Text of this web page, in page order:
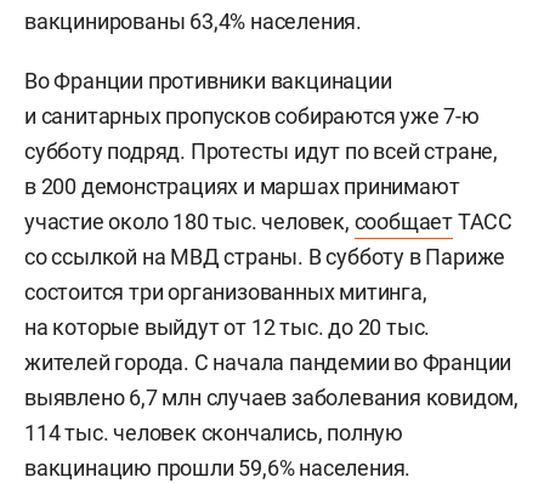
вакцинированы 63,4% населения.
Во Франции противники вакцинации
и санитарных пропусков собираются уже 7-ю
субботу подряд. Протесты идут по всей стране,
в 200 демонстрациях и маршах принимают
участие около 180 тыс. человек, сообщаетТАСС
со ссылкой на МВД страны. В субботу в Париже
состоится три организованных митинга,
на которые выйдут от 12 тыс. до 20 тыс.
жителей города. С начала пандемии во Франции
выявлено 6,7 млн случаев заболевания ковидом,
114 тыс. человек скончались, полную
вакцинацию прошли 59,6% населения.